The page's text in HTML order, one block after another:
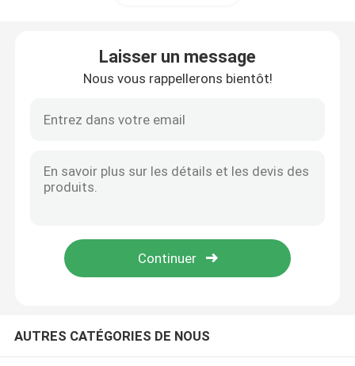
Laisser un message
Nous vous rappellerons bientôt!
AUTRES CATÉGORIES DE NOUS